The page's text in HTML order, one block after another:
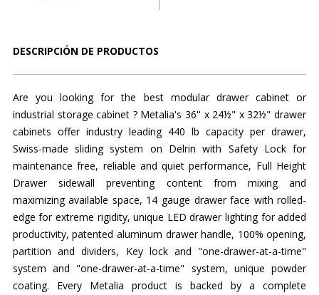
DESCRIPCIÓN DE PRODUCTOS
Are you looking for the best modular drawer cabinet or
industrial storage cabinet ? Metalia's 36'' x 24½" x 32½" drawer
cabinets offer industry leading 440 lb capacity per drawer,
Swiss-made sliding system on Delrin with Safety Lock for
maintenance free, reliable and quiet performance, Full Height
Drawer sidewall preventing content from mixing and
maximizing available space, 14 gauge drawer face with rolled-
edge for extreme rigidity, unique LED drawer lighting for added
productivity, patented aluminum drawer handle, 100% opening,
partition and dividers, Key lock and "one-drawer-at-a-time"
system and "one-drawer-at-a-time" system, unique powder
coating. Every Metalia product is backed by a complete